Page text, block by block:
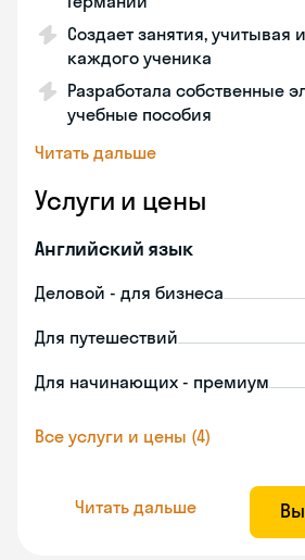
Создает занятия, учитывая
каждого ученика
Разработала собственные
учебные пособия
Читать дальше
Услуги и цены
Английский язык
Деловой - для бизнеса
Для путешествий
Для начинающих - премиум
Все услуги и цены (4)
Читать дальше